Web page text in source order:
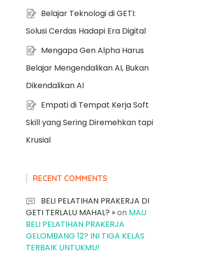
Belajar Teknologi di GETI:
Solusi Cerdas Hadapi Era Digital
Mengapa Gen Alpha Harus
Belajar Mengendalikan AI, Bukan
Dikendalikan AI
Empati di Tempat Kerja Soft
Skill yang Sering Diremehkan tapi
Krusial
RECENT COMMENTS
BELI PELATIHAN PRAKERJA DI
GETI TERLALU MAHAL? »on MAU
BELI PELATIHAN PRAKERJA
GELOMBANG 12? INI TIGA KELAS
TERBAIK UNTUKMU!